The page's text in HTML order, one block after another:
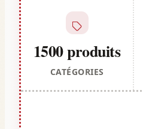
1500 produits
CATÉGORIES